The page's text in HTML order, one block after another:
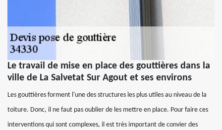
Le travail de mise en place des gouttières dans la
ville de La Salvetat Sur Agout et ses environs
Les gouttières forment l'une des structures les plus utiles au niveau de la
toiture. Donc, il ne faut pas oublier de les mettre en place. Pour faire ces
interventions qui sont complexes, il est très important de convier des